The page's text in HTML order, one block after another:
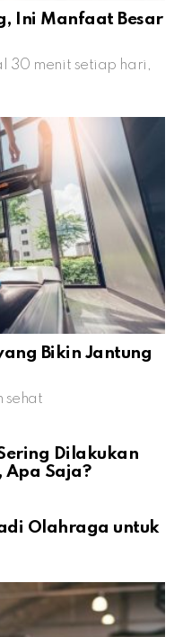
Ini Manfaat Besar
30 menit setiap hari,
Bikin Jantung
sehat
Dilakukan
Saja?
Olahraga untuk